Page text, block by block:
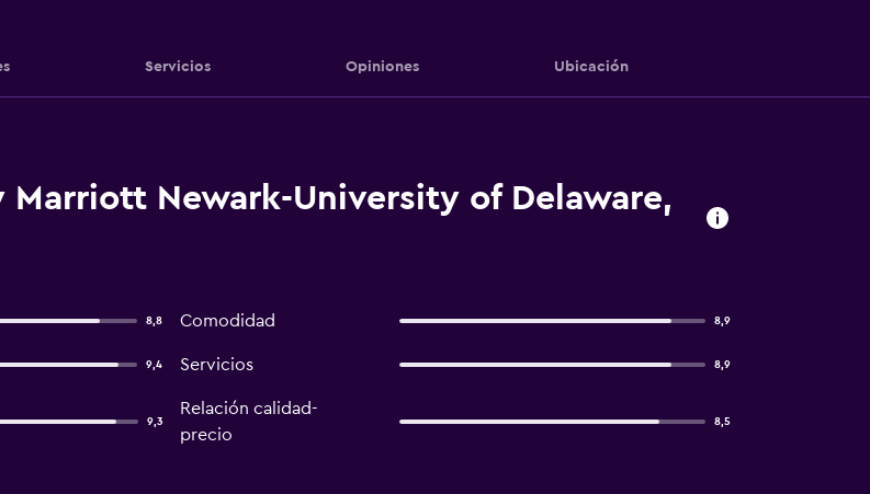
Servicios Opiniones Ubicación
Newark-University of Delaware,
8,8 Comodidad 8,9
9,4 Servicios 8,9
9,3
Relación calidad-
precio
8,5